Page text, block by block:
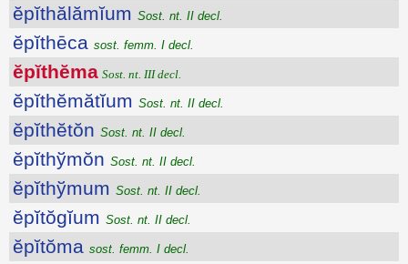
ĕpĭthălămĭum Sost. nt. II decl.
ĕpĭthēca sost. femm. I decl.
ĕpĭthĕma Sost. nt. III decl.
ĕpĭthĕmătĭum Sost. nt. II decl.
ĕpĭthĕtŏn Sost. nt. II decl.
ĕpĭthўmŏn Sost. nt. II decl.
ĕpĭthўmum Sost. nt. II decl.
ĕpĭtŏgĭum Sost. nt. II decl.
ĕpĭtŏma sost. femm. I decl.